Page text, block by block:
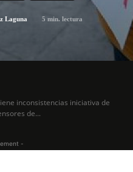
Laguna 5 min. lectura
inconsistencias iniciativa de
de...
-